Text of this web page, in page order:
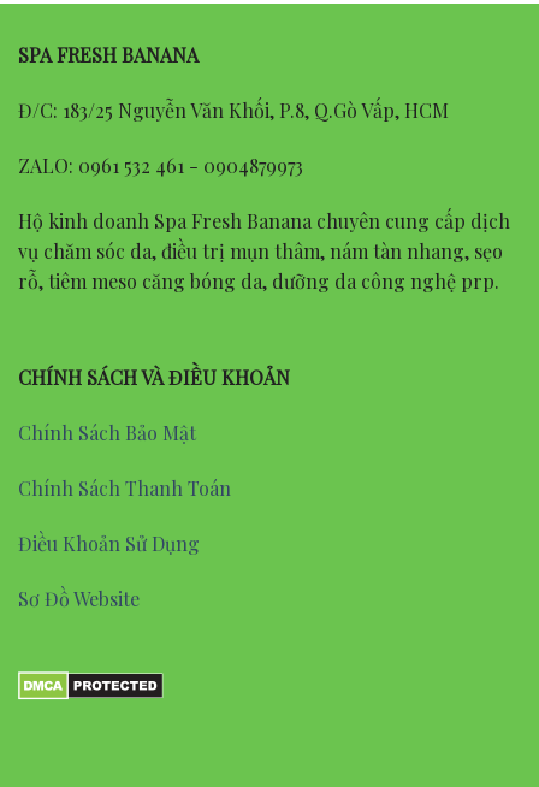
SPA FRESH BANANA
Đ/C: 183/25 Nguyễn Văn Khối, P.8, Q.Gò Vấp, HCM
ZALO: 0961 532 461 - 0904879973
Hộ kinh doanh Spa Fresh Banana chuyên cung cấp dịch
vụ chăm sóc da, điều trị mụn thâm, nám tàn nhang, sẹo
rỗ, tiêm meso căng bóng da, dưỡng da công nghệ prp.
CHÍNH SÁCH VÀ ĐIỀU KHOẢN
Chính Sách Bảo Mật
Chính Sách Thanh Toán
Điều Khoản Sử Dụng
Sơ Đồ Website